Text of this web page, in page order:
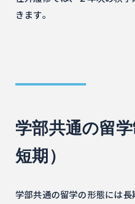
きます。
学部共通の留学
短期）
学部共通の留学の形態には